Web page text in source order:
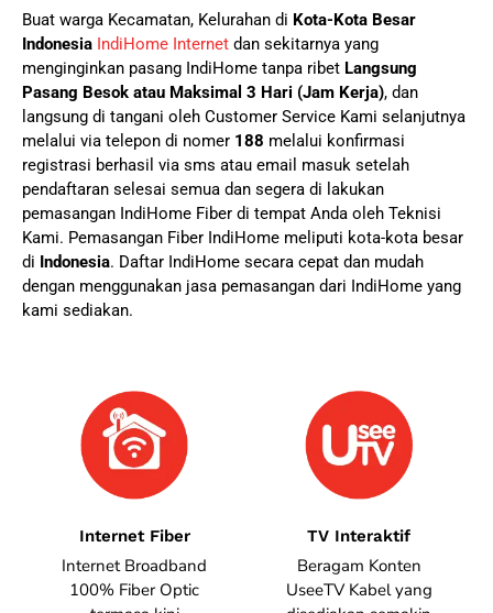
Buat warga Kecamatan, Kelurahan di Kota-Kota Besar
Indonesia IndiHome Internet dan sekitarnya yang
menginginkan pasang IndiHome tanpa ribet Langsung
Pasang Besok atau Maksimal 3 Hari (Jam Kerja), dan
langsung di tangani oleh Customer Service Kami selanjutnya
melalui via telepon di nomer 188 melalui konfirmasi
registrasi berhasil via sms atau email masuk setelah
pendaftaran selesai semua dan segera di lakukan
pemasangan IndiHome Fiber di tempat Anda oleh Teknisi
Kami. Pemasangan Fiber IndiHome meliputi kota-kota besar
di Indonesia. Daftar IndiHome secara cepat dan mudah
dengan menggunakan jasa pemasangan dari IndiHome yang
kami sediakan.
Internet Fiber
Internet Broadband
100% Fiber Optic
TV Interaktif
Beragam Konten
UseeTV Kabel yang